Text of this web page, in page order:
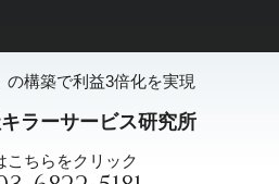
の構築で利益3倍化を実現
ラーサービス研究所
こちらをクリック